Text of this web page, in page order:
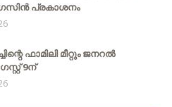
പ്രകാശനം
ഫാമിലി മീറ്റും ജനറൽ
9ന്